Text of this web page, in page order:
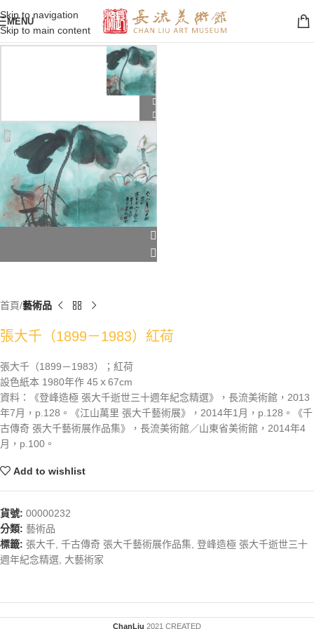
Skip to navigation
Skip to main content
MENU
首頁 藝術品
張大千（1899－1983）紅荷
張大千（1899－1983）；紅荷
設色紙本 1980年作 45ｘ67cm
資料：《登峰造極 張大千逝世三十週年紀念精選》，長流美術館，2013
年7月，p.128。《江山萬里 張大千藝術展》，2014年1月，p.128。《千
古傳奇 張大千藝術展作品集》，長流美術館／山東省美術館，2014年4
月，p.100。
Add to wishlist
貨號: 00000232
分類: 藝術品
標籤: 張大千, 千古傳奇 張大千藝術展作品集, 登峰造極 張大千逝世三十
週年紀念精選, 大藝術家
ChanLiu 2021 CREATED